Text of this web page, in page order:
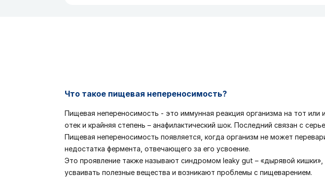
Что такое пищевая непереносимость?
Пищевая непереносимость - это иммунная реакция организма на тот или
отек и крайняя степень – анафилактический шок. Последний связан с
Пищевая непереносимость появляется, когда организм не может
недостатка фермента, отвечающего за его усвоение.
Это проявление также называют синдромом leaky gut – «дырявой
усваивать полезные вещества и возникают проблемы с пищеварением.